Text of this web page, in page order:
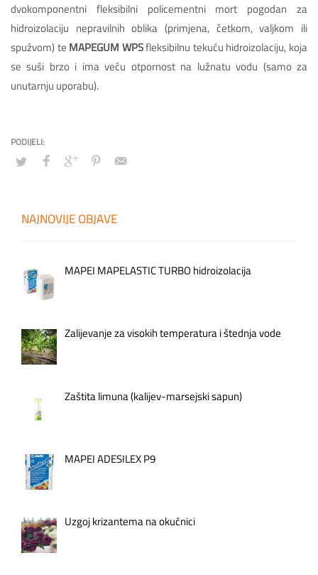
dvokomponentni fleksibilni policementni mort pogodan za
hidroizolaciju nepravilnih oblika (primjena, četkom, valjkom ili
spužvom) te MAPEGUM WPSfleksibilnu tekuću hidroizolaciju, koja
se suši brzo i ima veću otpornost na lužnatu vodu (samo za
unutarnju uporabu).
NAJNOVIJE OBJAVE
MAPEI MAPELASTIC TURBO hidroizolacija
Zalijevanje za visokih temperatura i štednja vode
Zaštita limuna (kalijev-marsejski sapun)
MAPEI ADESILEX P9
Uzgoj krizantema na okućnici